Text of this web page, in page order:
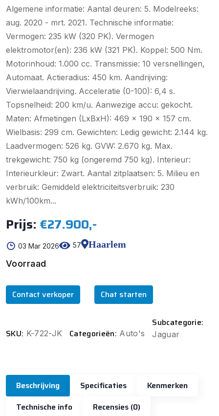
Algemene informatie: Aantal deuren: 5. Modelreeks:
aug. 2020 - mrt. 2021. Technische informatie:
Vermogen: 235 kW (320 PK). Vermogen
elektromotor(en): 236 kW (321 PK). Koppel: 500 Nm.
Motorinhoud: 1.000 cc. Transmissie: 10 versnellingen,
Automaat. Actieradius: 450 km. Aandrijving:
Vierwielaandrijving. Acceleratie (0-100): 6,4 s.
Topsnelheid: 200 km/u. Aanwezige accu: gekocht.
Maten: Afmetingen (LxBxH): 469 x 190 x 157 cm.
Wielbasis: 299 cm. Gewichten: Ledig gewicht: 2.144 kg.
Laadvermogen: 526 kg. GVW: 2.670 kg. Max.
trekgewicht: 750 kg (ongeremd 750 kg). Interieur:
Interieurkleur: Zwart. Aantal zitplaatsen: 5. Milieu en
verbruik: Gemiddeld elektriciteitsverbruik: 230
kWh/100km...
Prijs: €27.900,-
03 Mar 2026 57
Haarlem
Voorraad
Contact verkoper Chat starten
SKU: K-722-JK Categorieën: Auto's
Subcategorie:
Jaguar
Beschrijving Specificaties
Kenmerken
Technische info
Recensies (0)